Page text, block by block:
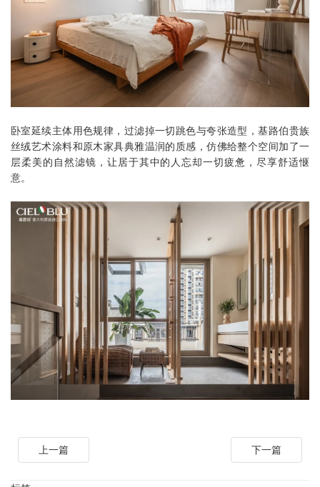
卧室延续主体用色规律，过滤掉一切跳色与夸张造型，基路伯贵族
丝绒艺术涂料和原木家具典雅温润的质感，仿佛给整个空间加了一
层柔美的自然滤镜，让居于其中的人忘却一切疲惫，尽享舒适惬
意。
上一篇 下一篇